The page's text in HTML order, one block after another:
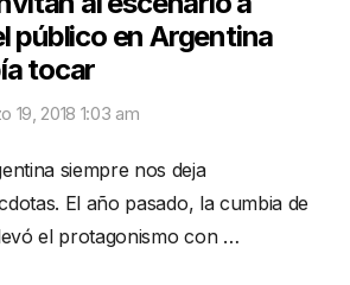
público en Argentina
tocar
19, 2018 1:03 am
siempre nos deja
El año pasado, la cumbia de
el protagonismo con …